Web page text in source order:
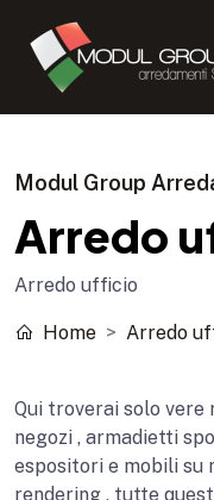
Modul Group
Arredo
Arredo ufficio
Home Arredo
Qui troverai solo vere
negozi , armadietti
espositori e mobili su
rendering , tutte